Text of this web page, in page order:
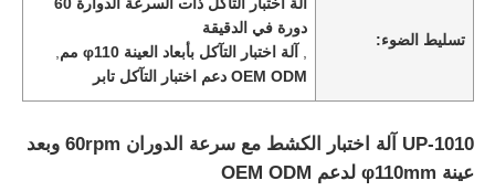
تسليط الضوء:
دورة في الدقيقة
,آلة اختبار التآكل بأبعاد العينة φ110 مم
OEM ODM دعم اختبار التآكل تابر
UP-1010 آلة اختبار الكشط مع سرعة الدوران 60rpm وبعد
عينة φ110mm لدعم OEM ODM